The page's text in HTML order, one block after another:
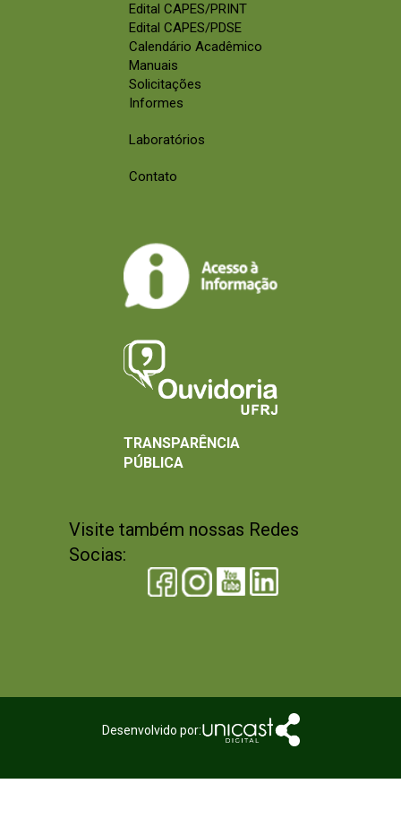
Edital CAPES/PRINT
Edital CAPES/PDSE
Calendário Acadêmico
Manuais
Solicitações
Informes
Laboratórios
Contato
Visite também nossas Redes
Socias:
TRANSPARÊNCIA
PÚBLICA
Desenvolvido por: